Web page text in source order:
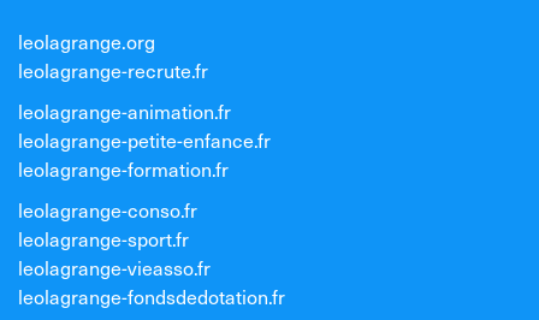
leolagrange.org
leolagrange-recrute.fr
leolagrange-animation.fr
leolagrange-petite-enfance.fr
leolagrange-formation.fr
leolagrange-conso.fr
leolagrange-sport.fr
leolagrange-vieasso.fr
leolagrange-fondsdedotation.fr